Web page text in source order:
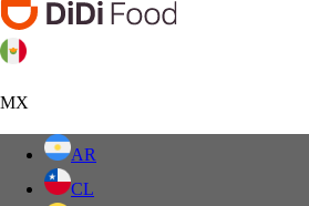
MX
AR
CL